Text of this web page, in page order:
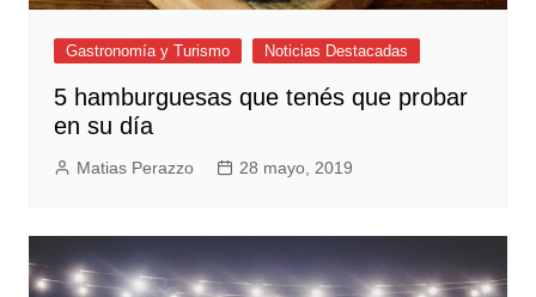
Gastronomía y Turismo Noticias Destacadas
5 hamburguesas que tenés que probar
en su día
Matias Perazzo 28 mayo, 2019